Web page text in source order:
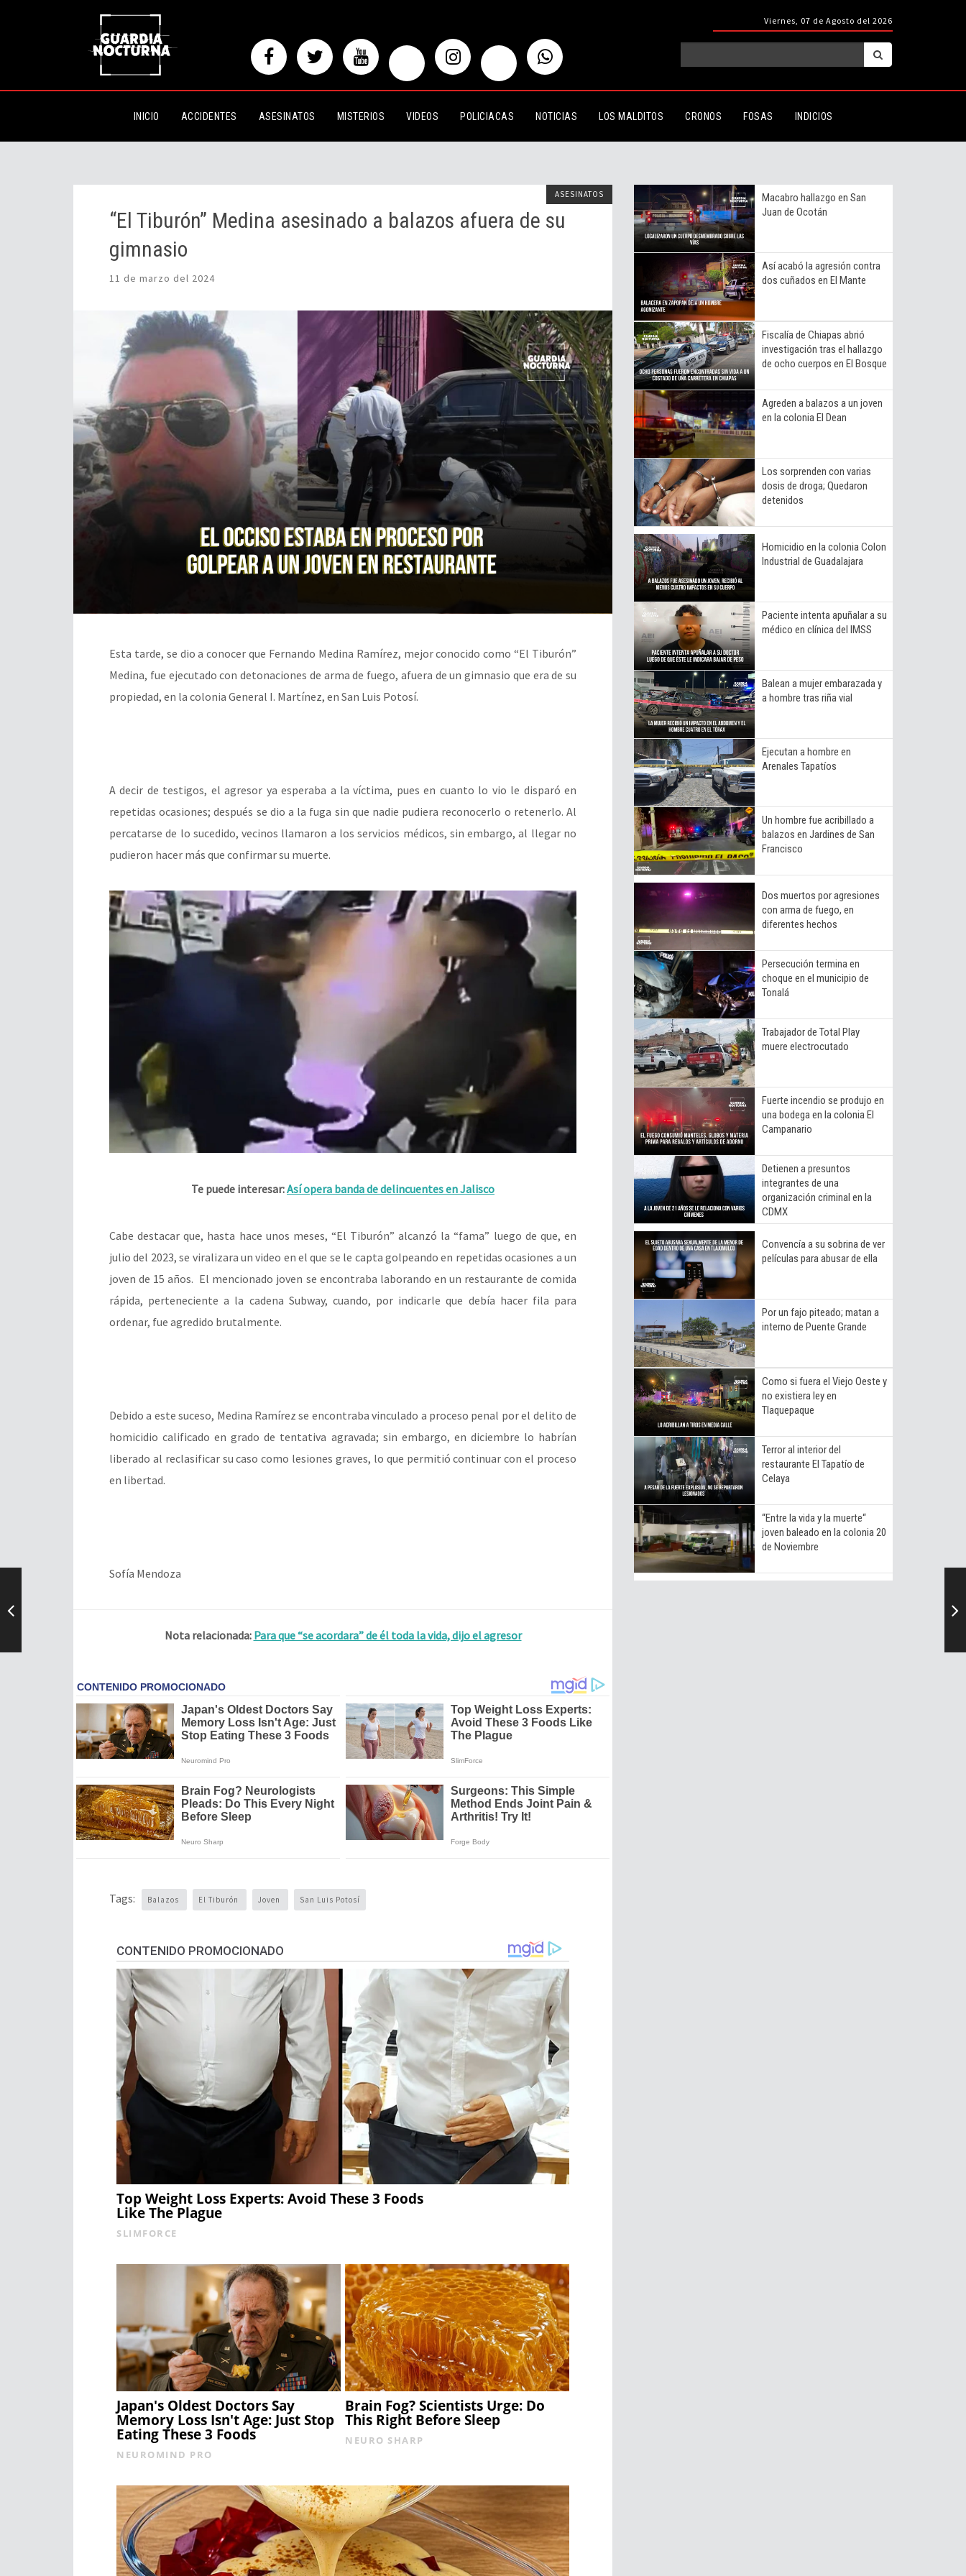
Viernes, 07 de Agosto del 2026
INICIO ACCIDENTES ASESINATOS MISTERIOS VIDEOS POLICIACAS NOTICIAS LOS MALDITOS CRONOS FOSAS INDICIOS
“El Tiburón” Medina asesinado a balazos afuera de su gimnasio
ASESINATOS
“El Tiburón” Medina asesinado a balazos afuera de su
gimnasio
11 de marzo del 2024
Esta tarde, se dio a conocer que Fernando Medina Ramírez, mejor conocido como “El Tiburón”
Medina, fue ejecutado con detonaciones de arma de fuego, afuera de un gimnasio que era de su
propiedad, en la colonia General I. Martínez, en San Luis Potosí.
A decir de testigos, el agresor ya esperaba a la víctima, pues en cuanto lo vio le disparó en
repetidas ocasiones; después se dio a la fuga sin que nadie pudiera reconocerlo o retenerlo. Al
percatarse de lo sucedido, vecinos llamaron a los servicios médicos, sin embargo, al llegar no
pudieron hacer más que confirmar su muerte.
Te puede interesar:Así opera banda de delincuentes en Jalisco
Cabe destacar que, hasta hace unos meses, “El Tiburón” alcanzó la “fama” luego de que, en
julio del 2023, se viralizara un video en el que se le capta golpeando en repetidas ocasiones a un
joven de 15 años. El mencionado joven se encontraba laborando en un restaurante de comida
rápida, perteneciente a la cadena Subway, cuando, por indicarle que debía hacer fila para
ordenar, fue agredido brutalmente.
Debido a este suceso, Medina Ramírez se encontraba vinculado a proceso penal por el delito de
homicidio calificado en grado de tentativa agravada; sin embargo, en diciembre lo habrían
liberado al reclasificar su caso como lesiones graves, lo que permitió continuar con el proceso
en libertad.
Sofía Mendoza
Nota relacionada: Para que “se acordara” de él toda la vida, dijo el agresor
Tags: Balazos El Tiburón Joven San Luis Potosí
CONTENIDO PROMOCIONADO
Top Weight Loss Experts: Avoid These 3 Foods
Like The Plague
SLIMFORCE
Japan's Oldest Doctors Say
Memory Loss Isn't Age: Just Stop
Eating These 3 Foods
NEUROMIND PRO
Brain Fog? Scientists Urge: Do
This Right Before Sleep
NEURO SHARP
Macabro hallazgo en San
Juan de Ocotán
Así acabó la agresión contra
dos cuñados en El Mante
Fiscalía de Chiapas abrió
investigación tras el hallazgo
de ocho cuerpos en El Bosque
Agreden a balazos a un joven
en la colonia El Dean
Los sorprenden con varias
dosis de droga; Quedaron
detenidos
Homicidio en la colonia Colon
Industrial de Guadalajara
Paciente intenta apuñalar a su
médico en clínica del IMSS
Balean a mujer embarazada y
a hombre tras riña vial
Ejecutan a hombre en
Arenales Tapatíos
Un hombre fue acribillado a
balazos en Jardines de San
Francisco
Dos muertos por agresiones
con arma de fuego, en
diferentes hechos
Persecución termina en
choque en el municipio de
Tonalá
Trabajador de Total Play
muere electrocutado
Fuerte incendio se produjo en
una bodega en la colonia El
Campanario
Detienen a presuntos
integrantes de una
organización criminal en la
CDMX
Convencía a su sobrina de ver
películas para abusar de ella
Por un fajo piteado; matan a
interno de Puente Grande
Como si fuera el Viejo Oeste y
no existiera ley en
Tlaquepaque
Terror al interior del
restaurante El Tapatío de
Celaya
“Entre la vida y la muerte“
joven baleado en la colonia 20
de Noviembre